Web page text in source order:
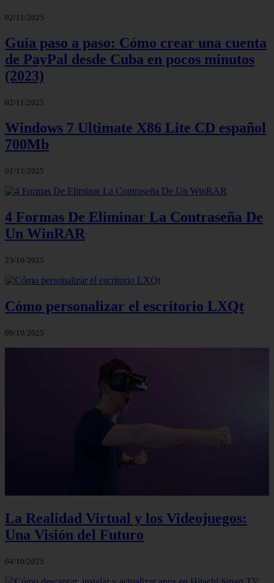
02/11/2025
Guía paso a paso: Cómo crear una cuenta
de PayPal desde Cuba en pocos minutos
(2023)
02/11/2025
Windows 7 Ultimate X86 Lite CD español
700Mb
01/11/2025
4 Formas De Eliminar La Contraseña De
Un WinRAR
23/10/2025
Cómo personalizar el escritorio LXQt
09/10/2025
La Realidad Virtual y los Videojuegos:
Una Visión del Futuro
04/10/2025